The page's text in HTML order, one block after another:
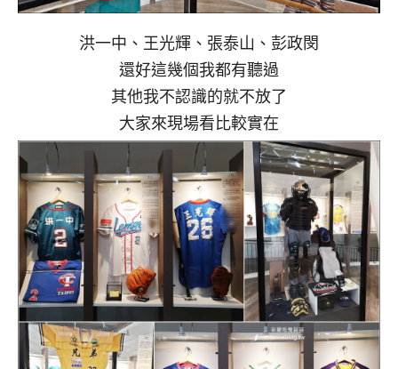
洪一中、王光輝、張泰山、彭政閔
還好這幾個我都有聽過
其他我不認識的就不放了
大家來現場看比較實在